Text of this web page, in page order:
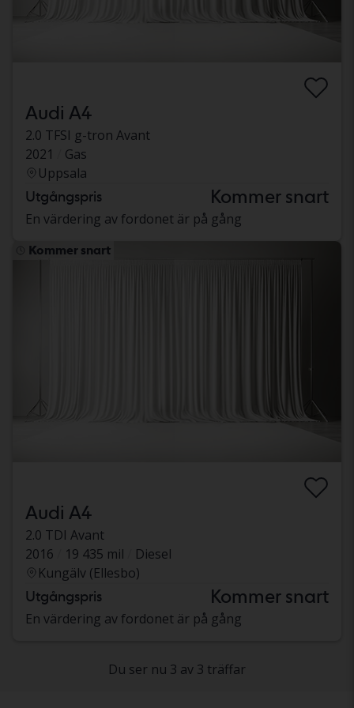
Audi A4
2.0 TFSI g-tron Avant
2021
Gas
Uppsala
Utgångspris Kommer snart
En värdering av fordonet är på gång
Kommer snart
Audi A4
2.0 TDI Avant
2016
19 435 mil
Diesel
Kungälv (Ellesbo)
Utgångspris Kommer snart
En värdering av fordonet är på gång
Du ser nu 3 av 3 träffar